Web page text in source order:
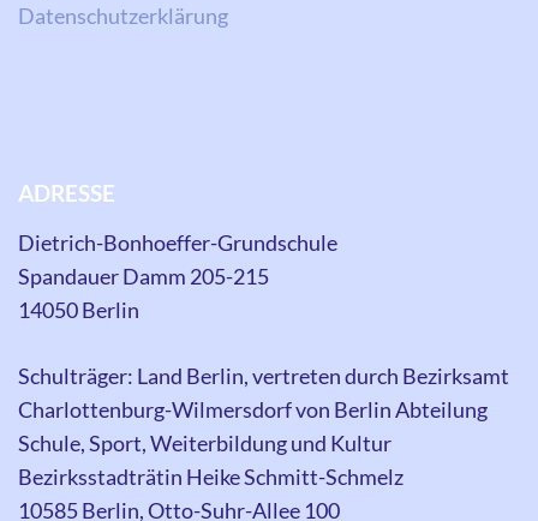
Datenschutzerklärung
ADRESSE
Dietrich-Bonhoeffer-Grundschule
Spandauer Damm 205-215
14050 Berlin
Schulträger: Land Berlin, vertreten durch Bezirksamt
Charlottenburg-Wilmersdorf von Berlin Abteilung
Schule, Sport, Weiterbildung und Kultur
Bezirksstadträtin Heike Schmitt-Schmelz
10585 Berlin, Otto-Suhr-Allee 100